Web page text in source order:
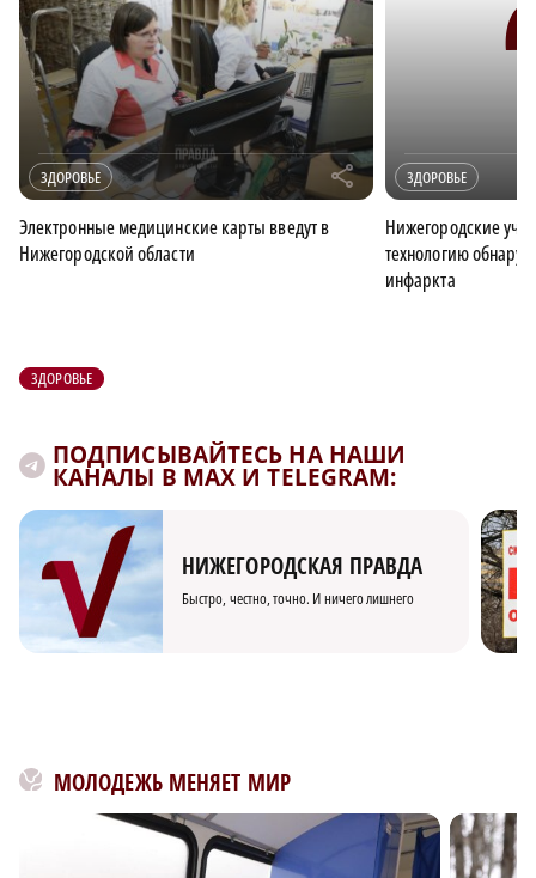
ЗДОРОВЬЕ r
Электронные медицинские карты введут в
Нижегородской области
ЗДОРОВЬЕ
Нижегородские
технологию
инфаркта
ЗДОРОВЬЕ
ПОДПИСЫВАЙТЕСЬ НА НАШИ
КАНАЛЫ В MAX И TELEGRAM:
НИЖЕГОРОДСКАЯ ПРАВДА
Быстро, честно, точно. И ничего лишнего
МОЛОДЕЖЬ МЕНЯЕТ МИР